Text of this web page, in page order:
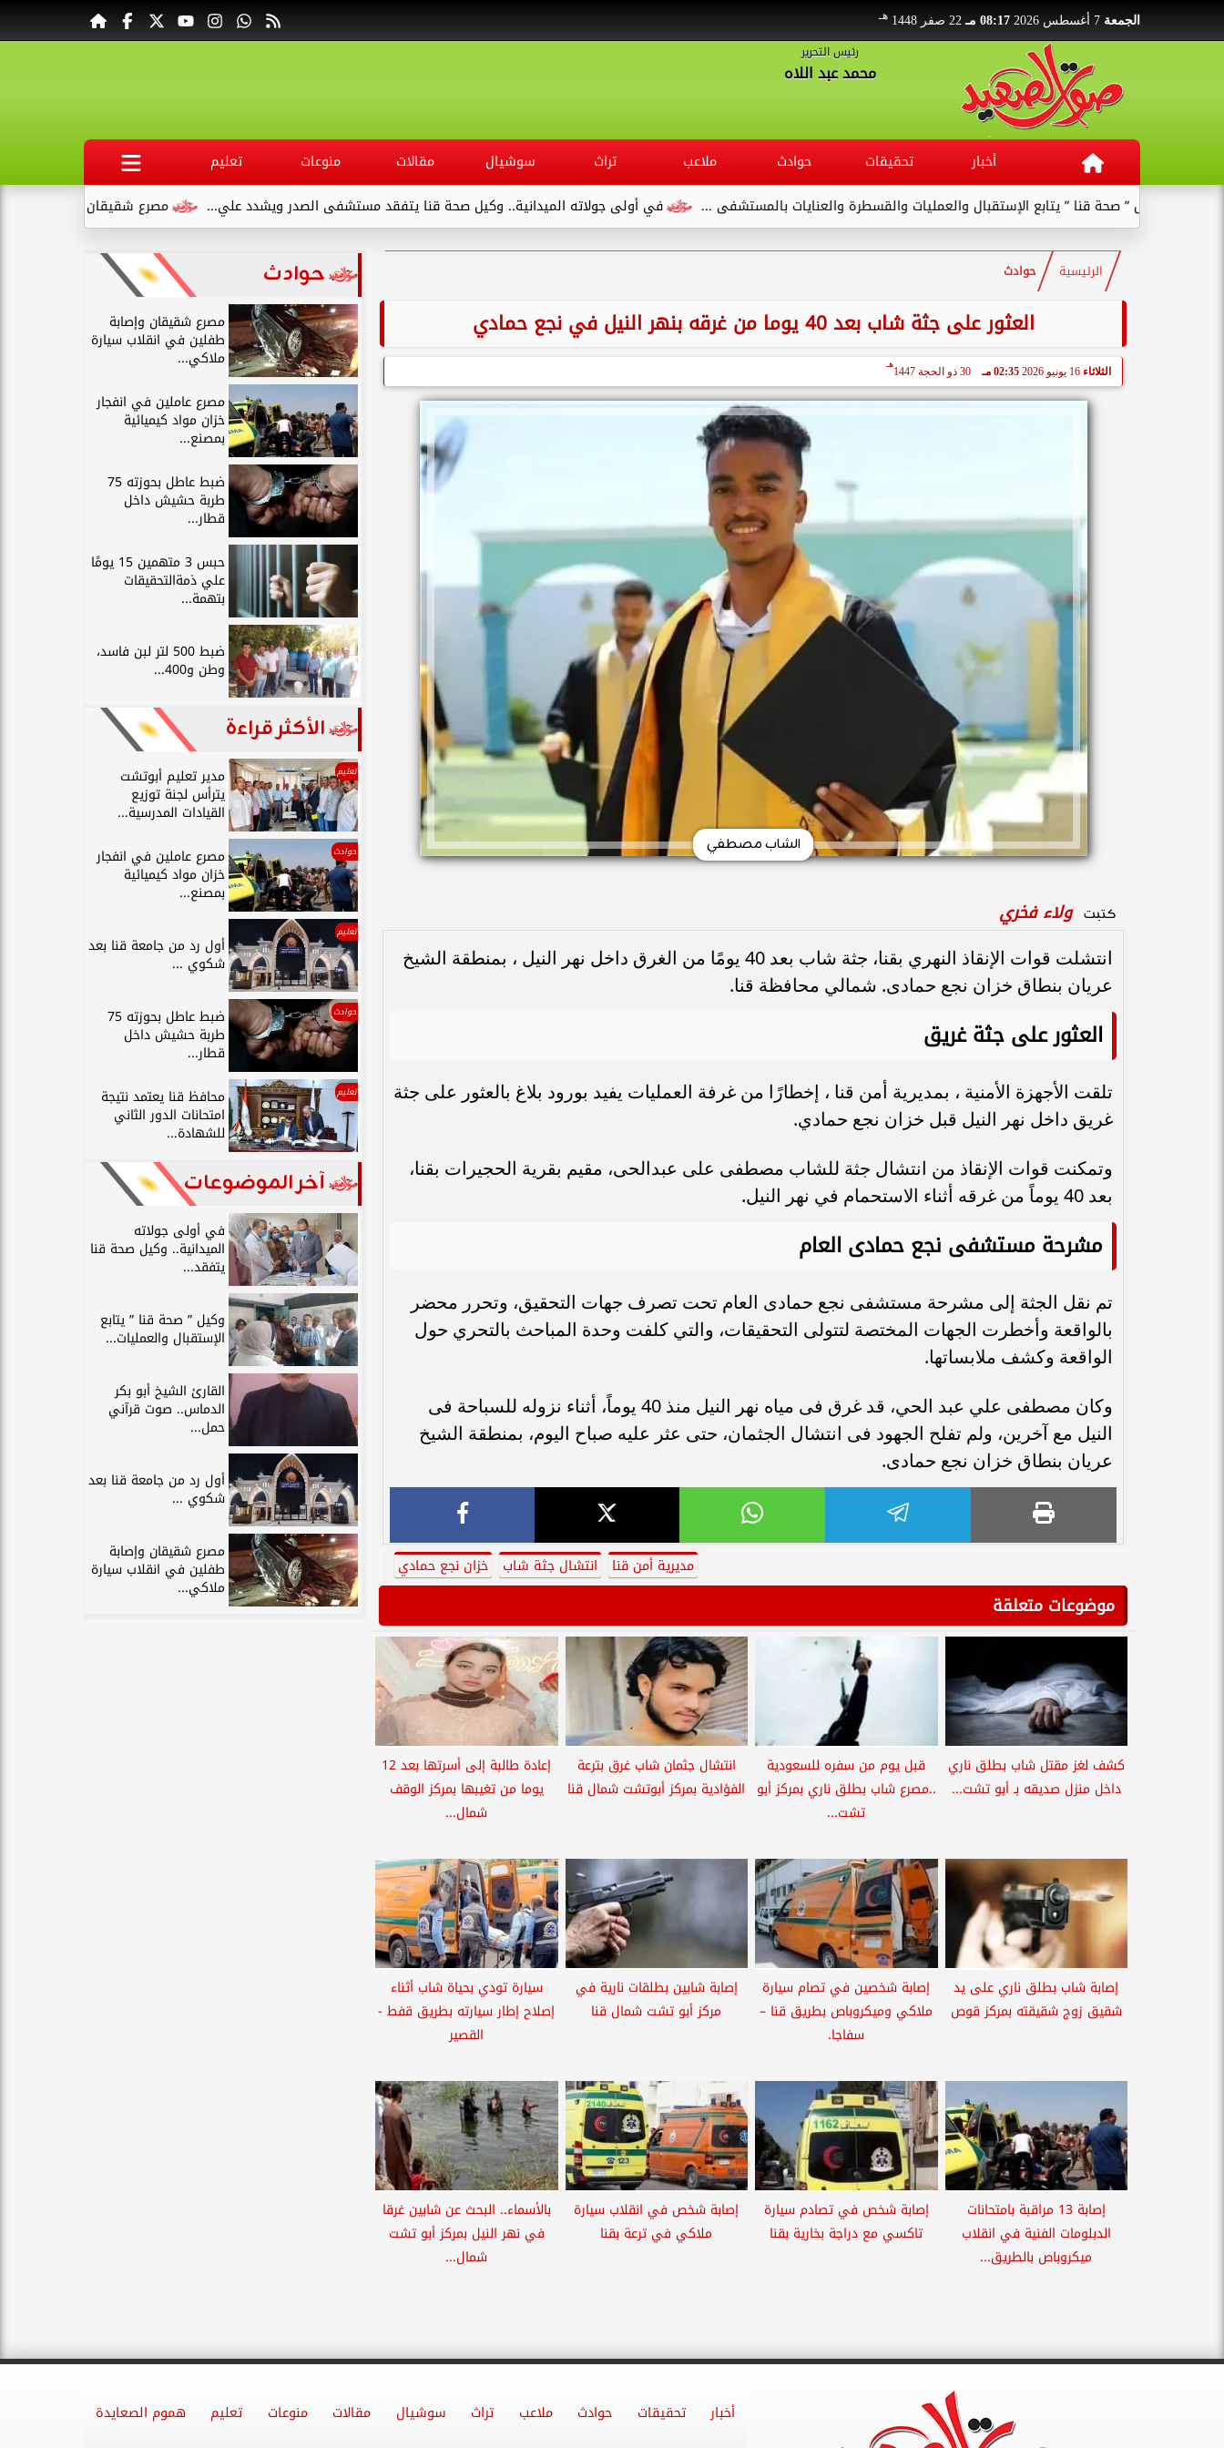
الجمعة 08:17 مـ 22 صفر 1448 هـ
رئيس التحرير
محمد عبد اللاه
أخبار تحقيقات حوادث ملاعب تراث سوشيال مقالات منوعات
تعليم
مصرع شقيقان وإصابة طفلين في
في أولى جولاته الميدانية.. وكيل صحة قنا يتفقد مستشفى الصدر ويشدد علي... وكيل ” صحة قنا ” يتابع الإستقبال والعمليات والقسطرة والعنايات بالمستشفى ...
الرئيسية حوادث
العثور على جثة شاب بعد 40 يوما من غرقه بنهر النيل في نجع حمادي
الثلاثاء 16 يونيو 2026 02:35 مـ 30 ذو الحجة 1447
هـ
الشاب مصطفي
كتبت ولاء فخري
انتشلت قوات الإنقاذ النهري بقنا، جثة شاب بعد 40 يومًا من الغرق داخل نهر النيل ، بمنطقة الشيخ
عريان بنطاق خزان نجع حمادى. شمالي محافظة قنا.
العثور على جثة غريق
تلقت الأجهزة الأمنية ، بمديرية أمن قنا ، إخطارًا من غرفة العمليات يفيد بورود بلاغ بالعثور على جثة
غريق داخل نهر النيل قبل خزان نجع حمادي.
وتمكنت قوات الإنقاذ من انتشال جثة للشاب مصطفى على عبدالحى، مقيم بقرية الحجيرات بقنا،
بعد 40 يوماً من غرقه أثناء الاستحمام في نهر النيل.
مشرحة مستشفى نجع حمادى العام
تم نقل الجثة إلى مشرحة مستشفى نجع حمادى العام تحت تصرف جهات التحقيق، وتحرر محضر
بالواقعة وأخطرت الجهات المختصة لتتولى التحقيقات، والتي كلفت وحدة المباحث بالتحري حول
الواقعة وكشف ملابساتها.
وكان مصطفى علي عبد الحي، قد غرق فى مياه نهر النيل منذ 40 يوماً، أثناء نزوله للسباحة فى
النيل مع آخرين، ولم تفلح الجهود فى انتشال الجثمان، حتى عثر عليه صباح اليوم، بمنطقة الشيخ
عريان بنطاق خزان نجع حمادى.
مديرية أمن قنا انتشال جثة شاب خزان نجع حمادي
موضوعات متعلقة
كشف لغز مقتل شاب بطلق ناري
داخل منزل صديقه بـ أبو تشت...
قبل يوم من سفره للسعودية
..مصرع شاب بطلق ناري بمركز أبو
تشت...
انتشال جثمان شاب غرق بترعة
الفؤادية بمركز أبوتشت شمال قنا
إعادة طالبة إلى أسرتها بعد 12
يوما من تغيبها بمركز الوقف
شمال...
إصابة شاب بطلق ناري على يد
شقيق زوج شقيقته بمركز قوص
إصابة شخصين في تصام سيارة
ملاكي وميكروباص بطريق قنا –
سفاجا.
إصابة شابين بطلقات نارية في
مركز أبو تشت شمال قنا
سيارة تودي بحياة شاب أثناء
إصلاح إطار سيارته بطريق قفط -
القصير
إصابة 13 مراقبة بامتحانات
الدبلومات الفنية في انقلاب
ميكروباص بالطريق...
إصابة شخص في تصادم سيارة
تاكسي مع دراجة بخارية بقنا
إصابة شخص في انقلاب سيارة
ملاكي في ترعة بقنا
بالأسماء.. البحث عن شابين غرقا
في نهر النيل بمركز أبو تشت
شمال...
حوادث
مصرع شقيقان وإصابة
طفلين في انقلاب سيارة
ملاكي...
مصرع عاملين في انفجار
خزان مواد كيميائية
بمصنع...
ضبط عاطل بحوزته 75
طربة حشيش داخل
قطار...
حبس 3 متهمين 15 يومًا
علي ذمةالتحقيقات
بتهمة...
ضبط 500 لتر لبن فاسد،
وطن و400...
الأكثر قراءة
تعليم مدير تعليم أبوتشت
يترأس لجنة توزيع
القيادات المدرسية...
حوادث مصرع عاملين في انفجار
خزان مواد كيميائية
بمصنع...
تعليم
أول رد من جامعة قنا بعد
شكوي ...
حوادث ضبط عاطل بحوزته 75
طربة حشيش داخل
قطار...
تعليم محافظ قنا يعتمد نتيجة
امتحانات الدور الثاني
للشهادة...
آخر الموضوعات
في أولى جولاته
الميدانية.. وكيل صحة قنا
يتفقد...
وكيل ” صحة قنا ” يتابع
الإستقبال والعمليات...
القارئ الشيخ أبو بكر
الدماس.. صوت قرآني
حمل...
أول رد من جامعة قنا بعد
شكوي ...
مصرع شقيقان وإصابة
طفلين في انقلاب سيارة
ملاكي...
أخبار تحقيقات حوادث ملاعب تراث سوشيال مقالات منوعات تعليم هموم الصعايدة